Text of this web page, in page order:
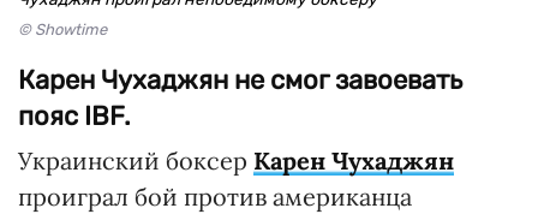
© Showtime
Карен Чухаджян не смог завоевать
пояс IBF.
Украинский боксер Карен Чухаджян
проиграл бой против американца